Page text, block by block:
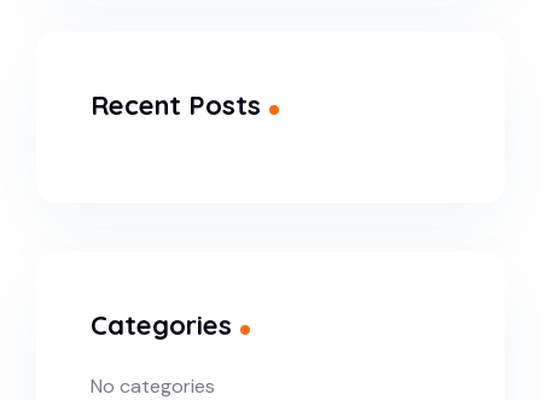
Recent Posts
Categories
No categories